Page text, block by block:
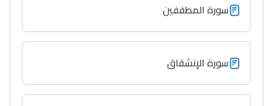
سورة المطففين
سورة الإنشقاق